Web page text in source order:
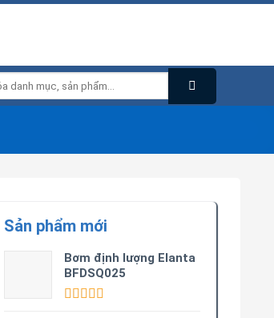
Sản phẩm mới
Bơm định lượng Elanta
BFDSQ025